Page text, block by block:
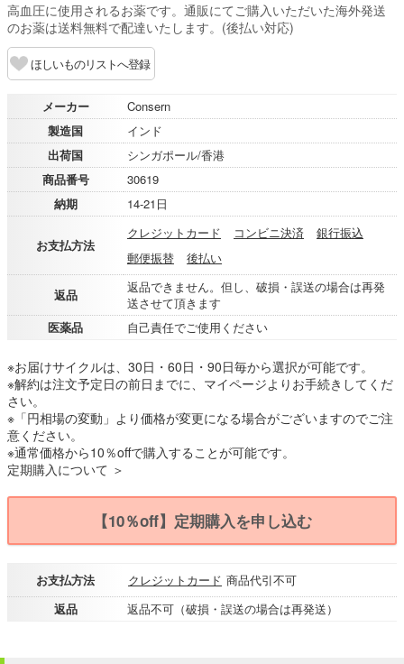
高血圧に使用されるお薬です。通販にてご購入いただいた海外発送
のお薬は送料無料で配達いたします。(後払い対応)
ほしいものリストへ登録
メーカー
Consern
製造国
インド
出荷国
シンガポール/香港
商品番号
30619
納期
14-21日
お支払方法
クレジットカード コンビニ決済
銀行振込
郵便振替
後払い
返品
返品できません。但し、破損・誤送の場合は再発
送させて頂きます
医薬品
自己責任でご使用ください
※お届けサイクルは、30日・60日・90日毎から選択が可能です。
※解約は注文予定日の前日までに、マイページよりお手続きしてくだ
さい。
※「円相場の変動」より価格が変更になる場合がございますのでご注
意ください。
※通常価格から10％offで購入することが可能です。
定期購入について ＞
【10％off】定期購入を申し込む
お支払方法 クレジットカード 商品代引不可
返品
返品不可（破損・誤送の場合は再発送）